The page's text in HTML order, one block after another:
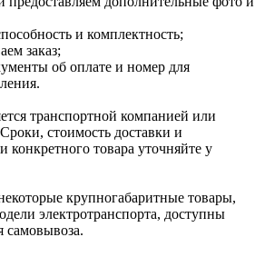
и комплектность;
заказ;
об оплате и номер для
транспортной компанией или
стоимость доставки и
конкретного товара уточняйте у
крупногабаритные товары,
электротранспорта, доступны
самовывоза.